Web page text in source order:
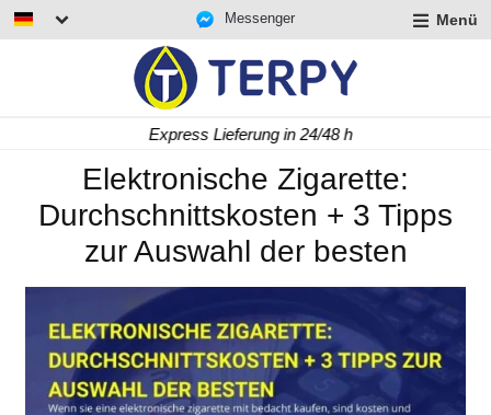
Messenger Menü
Express Lieferung in 24/48 h
Elektronische Zigarette:
Durchschnittskosten + 3 Tipps
zur Auswahl der besten